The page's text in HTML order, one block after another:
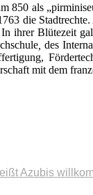
850 als
die
ihrer Blütezeit
, des
mit dem
Azubis